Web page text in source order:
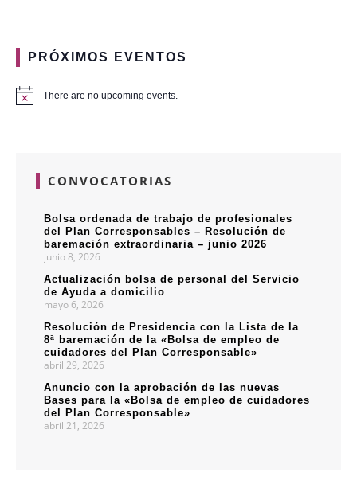
PRÓXIMOS EVENTOS
There are no upcoming events.
CONVOCATORIAS
Bolsa ordenada de trabajo de profesionales
del Plan Corresponsables – Resolución de
baremación extraordinaria – junio 2026
junio 8, 2026
Actualización bolsa de personal del Servicio
de Ayuda a domicilio
mayo 6, 2026
Resolución de Presidencia con la Lista de la
8ª baremación de la «Bolsa de empleo de
cuidadores del Plan Corresponsable»
abril 29, 2026
Anuncio con la aprobación de las nuevas
Bases para la «Bolsa de empleo de cuidadores
del Plan Corresponsable»
abril 21, 2026